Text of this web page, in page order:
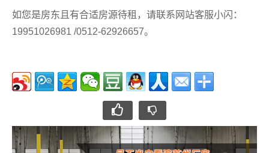
如您是房东且有合适房源待租，请联系网站客服小闪：
19951026981 /0512-62926657。